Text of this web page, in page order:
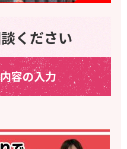
ください
容の入力